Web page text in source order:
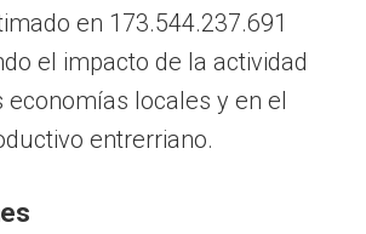
en 173.544.237.691
el impacto de la actividad
locales y en el
entrerriano.